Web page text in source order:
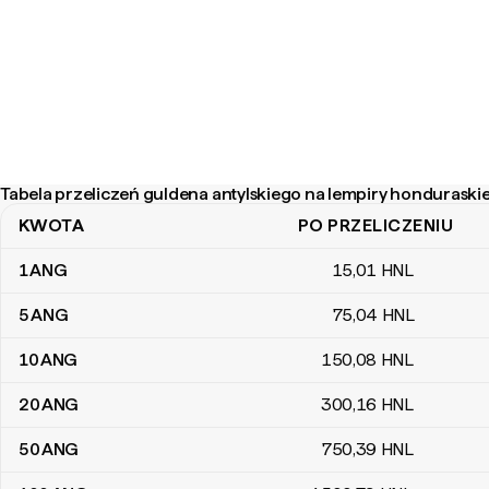
Tabela przeliczeń guldena antylskiego na lempiry
Tabela przeliczeń guldena antylskiego na lempiry honduraskiej
KWOTA PO PRZELICZENIU
1ANG 15,01 HNL
5ANG 75,04 HNL
10ANG 150,08 HNL
20ANG 300,16 HNL
50ANG 750,39 HNL